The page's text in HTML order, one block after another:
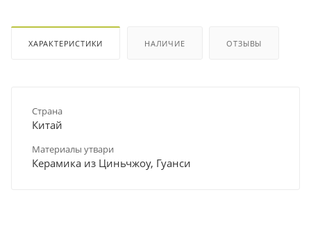
ХАРАКТЕРИСТИКИ НАЛИЧИЕ ОТЗЫВЫ
Страна
Китай
Материалы утвари
Керамика из Циньчжоу, Гуанси